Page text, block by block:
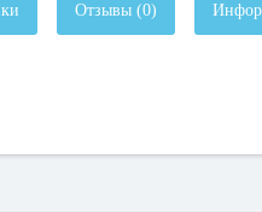
Отзывы (0)